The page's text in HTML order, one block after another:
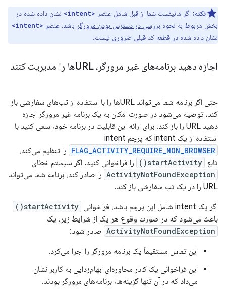
نکته: اگر مانیفست شما از قبل شامل عنصر <intent>
نشان داده شده در
بخش مربوط به نحوه بررسی در دسترس بودن مرورگر باشد، عنصر <intent>
نشان داده شده در قطعه کد قبلی ضروری نیست.
اجازه دهید برنامه‌های غیر مرورگر، URLها را مدیریت کنند
حتی اگر برنامه شما می‌تواند URLها را با استفاده از تب‌های سفارشی باز
کند، توصیه می‌شود در صورت امکان به یک برنامه غیر مرورگر اجازه
دهید URL را باز کند. برای ارائه این قابلیت در برنامه خود، سعی کنید با
استفاده از یک intent که پرچم intent
FLAG_ACTIVITY_REQUIRE_NON_BROWSER را تنظیم می‌کند،
تابع startActivity() را فراخوانی کنید. اگر سیستم خطای
ActivityNotFoundException را صادر کند، برنامه شما می‌تواند
URL را در یک تب سفارشی باز کند.
اگر یک intent شامل این پرچم باشد، فراخوانی
startActivity()
باعث می‌شود که در صورت وقوع هر یک از شرایط زیر، یک
ActivityNotFoundException صادر شود:
این تماس مستقیماً یک برنامه مرورگر را اجرا می‌کرد.
این فراخوانی یک کادر محاوره‌ای ابهام‌زدایی به کاربر نشان
می‌داد که در آن تنها گزینه‌ها، برنامه‌های مرورگر بودند.